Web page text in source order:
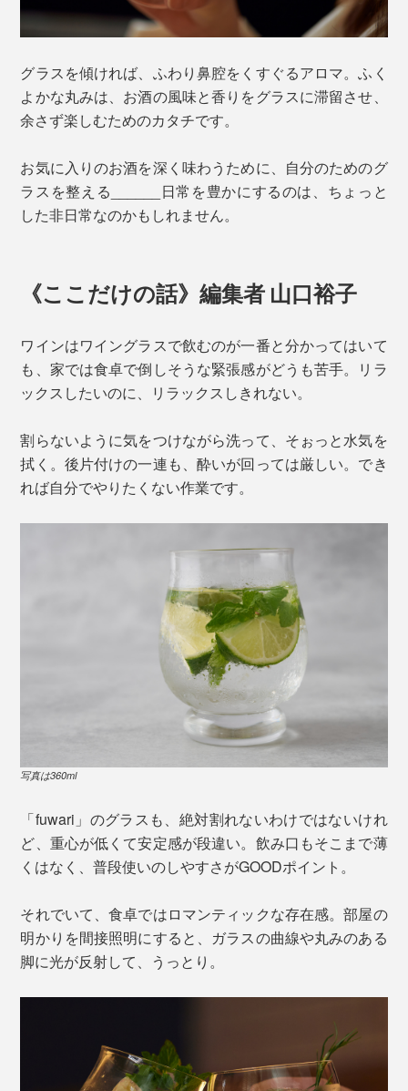
グラスを傾ければ、ふわり鼻腔をくすぐるアロマ。ふく
よかな丸みは、お酒の風味と香りをグラスに滞留させ、
余さず楽しむためのカタチです。
お気に入りのお酒を深く味わうために、自分のためのグ
ラスを整える______日常を豊かにするのは、ちょっと
した非日常なのかもしれません。
《ここだけの話》編集者 山口裕子
ワインはワイングラスで飲むのが一番と分かってはいて
も、家では食卓で倒しそうな緊張感がどうも苦手。リラ
ックスしたいのに、リラックスしきれない。
割らないように気をつけながら洗って、そぉっと水気を
拭く。後片付けの一連も、酔いが回っては厳しい。でき
れば自分でやりたくない作業です。
写真は360ml
「fuwari」のグラスも、絶対割れないわけではないけれ
ど、重心が低くて安定感が段違い。飲み口もそこまで薄
くはなく、普段使いのしやすさがGOODポイント。
それでいて、食卓ではロマンティックな存在感。部屋の
明かりを間接照明にすると、ガラスの曲線や丸みのある
脚に光が反射して、うっとり。